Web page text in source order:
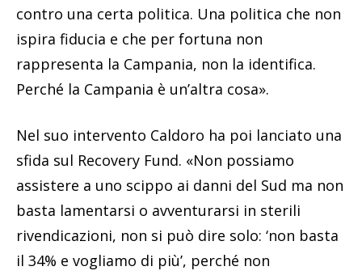
contro una certa politica. Una politica che non
ispira fiducia e che per fortuna non
rappresenta la Campania, non la identifica.
Perché la Campania è un’altra cosa».
Nel suo intervento Caldoro ha poi lanciato una
sfida sul Recovery Fund. «Non possiamo
assistere a uno scippo ai danni del Sud ma non
basta lamentarsi o avventurarsi in sterili
rivendicazioni, non si può dire solo: ‘non basta
il 34% e vogliamo di più’, perché non